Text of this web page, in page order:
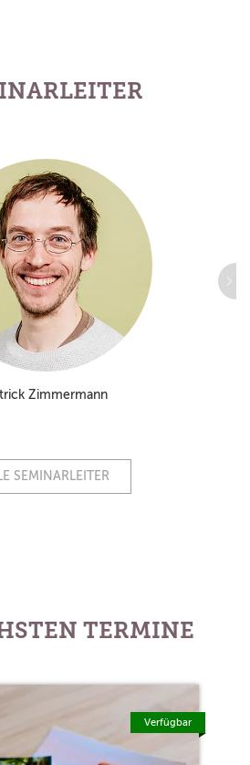
Zimmermann
SEMINARLEITER
TERMINE
Verfügbar